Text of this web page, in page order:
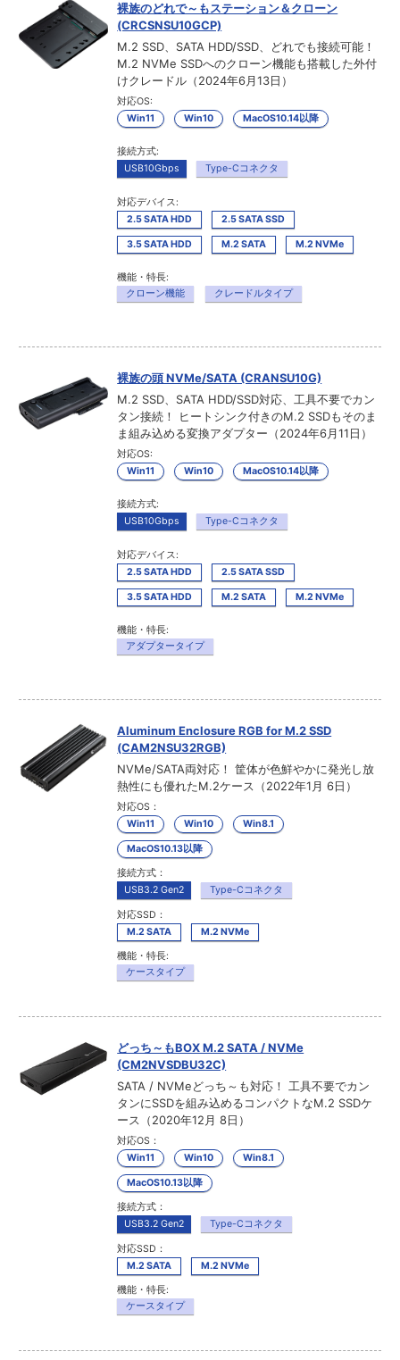
裸族のどれで～もステーション＆クローン
(CRCSNSU10GCP)
M.2 SSD、SATA HDD/SSD、どれでも接続可能！
M.2 NVMe SSDへのクローン機能も搭載した外付
けクレードル（2024年6月13日）
対応OS:
Win11
Win10 MacOS10.14以降
接続方式:
USB10Gbps
Type-Cコネクタ
対応デバイス:
2.5 SATA HDD
2.5 SATA SSD
3.5 SATA HDD M.2 SATA M.2 NVMe
機能・特長:
クローン機能
クレードルタイプ
裸族の頭 NVMe/SATA (CRANSU10G)
M.2 SSD、SATA HDD/SSD対応、工具不要でカン
タン接続！ ヒートシンク付きのM.2 SSDもそのま
ま組み込める変換アダプター（2024年6月11日）
対応OS:
Win11
Win10 MacOS10.14以降
接続方式:
USB10Gbps
Type-Cコネクタ
対応デバイス:
2.5 SATA HDD
2.5 SATA SSD
3.5 SATA HDD M.2 SATA M.2 NVMe
機能・特長:
アダプタータイプ
Aluminum Enclosure RGB for M.2 SSD
(CAM2NSU32RGB)
NVMe/SATA両対応！ 筐体が色鮮やかに発光し放
熱性にも優れたM.2ケース（2022年1月 6日）
対応OS：
Win11
Win10 Win8.1
MacOS10.13以降
接続方式：
USB3.2 Gen2
Type-Cコネクタ
対応SSD：
M.2 SATA
M.2 NVMe
機能・特長:
ケースタイプ
どっち～もBOX M.2 SATA / NVMe
(CM2NVSDBU32C)
SATA / NVMeどっち～も対応！ 工具不要でカン
タンにSSDを組み込めるコンパクトなM.2 SSDケ
ース（2020年12月 8日）
対応OS：
Win11
Win10 Win8.1
MacOS10.13以降
接続方式：
USB3.2 Gen2
Type-Cコネクタ
対応SSD：
M.2 SATA
M.2 NVMe
機能・特長:
ケースタイプ